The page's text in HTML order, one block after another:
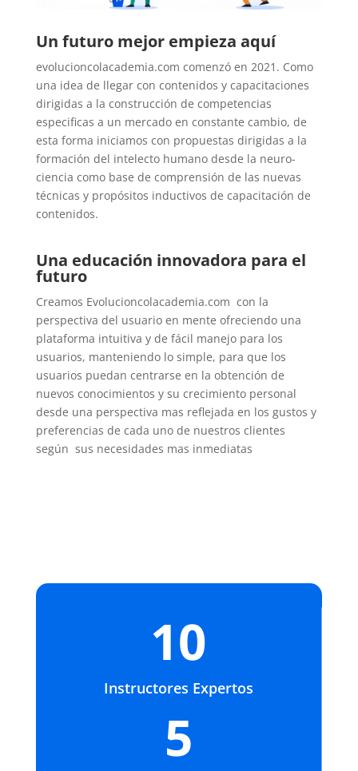
Un futuro mejor empieza aquí
evolucioncolacademia.com comenzó en 2021. Como
una idea de llegar con contenidos y capacitaciones
dirigidas a la construcción de competencias
especificas a un mercado en constante cambio, de
esta forma iniciamos con propuestas dirigidas a la
formación del intelecto humano desde la neuro-
ciencia como base de comprensión de las nuevas
técnicas y propósitos inductivos de capacitación de
contenidos.
Una educación innovadora para el
futuro
Creamos Evolucioncolacademia.com con la
perspectiva del usuario en mente ofreciendo una
plataforma intuitiva y de fácil manejo para los
usuarios, manteniendo lo simple, para que los
usuarios puedan centrarse en la obtención de
nuevos conocimientos y su crecimiento personal
desde una perspectiva mas reflejada en los gustos y
preferencias de cada uno de nuestros clientes
según sus necesidades mas inmediatas
10
Instructores Expertos
5